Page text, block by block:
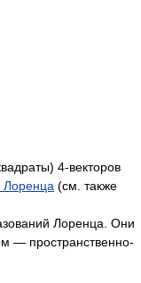
4-векторов
Лоренца (см. также
Лоренца. Они
— пространственно-